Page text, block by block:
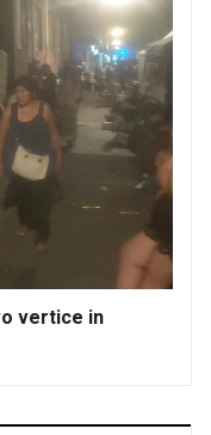
vertice in